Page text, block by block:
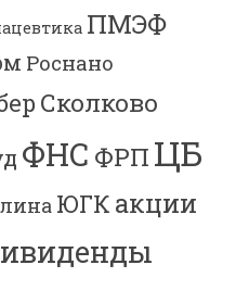
ПМЭФ
Роснано
Сколково
ФНС ФРП ЦБ
ЮГК акции